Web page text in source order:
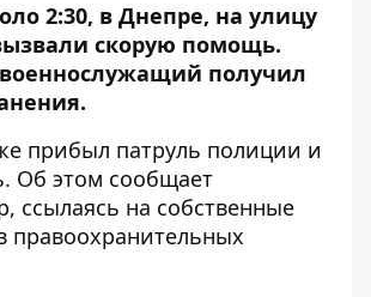
2:30, в Днепре, на улицу
скорую помощь.
получил
прибыл патруль полиции и
Об этом сообщает
, ссылаясь на собственные
правоохранительных